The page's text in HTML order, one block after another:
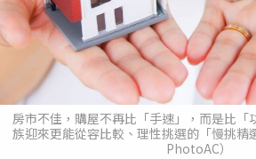
房市不佳，購屋不再比「手速」，而是比「
族迎來更能從容比較、理性挑選的「慢挑精
PhotoAC）